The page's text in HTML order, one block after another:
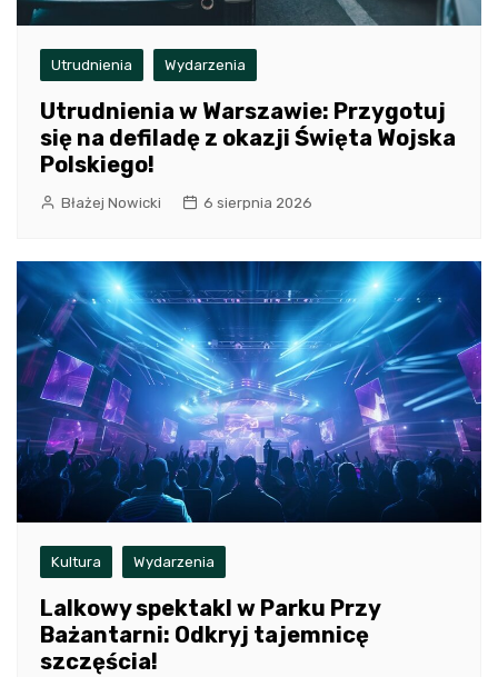
Utrudnienia Wydarzenia
Utrudnienia w Warszawie: Przygotuj
się na defiladę z okazji Święta Wojska
Polskiego!
Błażej Nowicki 6 sierpnia 2026
Kultura Wydarzenia
Lalkowy spektakl w Parku Przy
Bażantarni: Odkryj tajemnicę
szczęścia!